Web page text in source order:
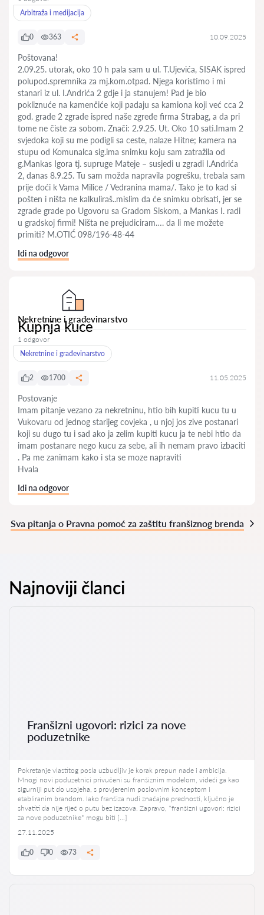
Arbitraža i medijacija
0 363 10.09.2025
Poštovana!
2.09.25. utorak, oko 10 h pala sam u ul. T.Ujevića, SISAK ispred
polupod.spremnika za mj.kom.otpad. Njega koristimo i mi
stanari iz ul. I.Andrića 2 gdje i ja stanujem! Pad je bio
pokliznuće na kamenčiće koji padaju sa kamiona koji već cca 2
god. grade 2 zgrade ispred naše zgređe firma Strabag, a da pri
tome ne čiste za sobom. Znači: 2.9.25. Ut. Oko 10 sati.Imam 2
svjedoka koji su me podigli sa ceste, nalaze Hitne; kamera na
stupu od Komunalca sig.ima snimku koju sam zatražila od
g.Mankas Igora tj. supruge Mateje – susjedi u zgradi I.Andrića
2, danas 8.9.25. Tu sam možda napravila pogrešku, trebala sam
prije doći k Vama Milice / Vedranina mama/. Tako je to kad si
pošten i ništa ne kalkuliraš..mislim da će snimku obrisati, jer se
zgrade grade po Ugovoru sa Gradom Siskom, a Mankas I. radi
u gradskoj firmi! Ništa ne prejudiciram…. da li me možete
primiti? M.OTIĆ 098/196-48-44
Idi na odgovor
Nekretnine i građevinarstvo
Kupnja kuce
1 odgovor
Nekretnine i građevinarstvo
2 1700 11.05.2025
Postovanje
Imam pitanje vezano za nekretninu, htio bih kupiti kucu tu u
Vukovaru od jednog starijeg covjeka , u njoj jos zive postanari
koji su dugo tu i sad ako ja zelim kupiti kucu ja te nebi htio da
imam postanare nego kucu za sebe, ali ih nemam pravo izbaciti
. Pa me zanimam kako i sta se moze napraviti
Hvala
Idi na odgovor
Sva pitanja o Pravna pomoć za zaštitu franšiznog brenda
Najnoviji članci
Franšizni ugovori: rizici za nove
poduzetnike
Pokretanje vlastitog posla uzbudljiv je korak prepun nade i ambicija.
Mnogi novi poduzetnici privučeni su franšiznim modelom, videći ga kao
sigurniji put do uspjeha, s provjerenim poslovnim konceptom i
etabliranim brandom. Iako franšiza nudi značajne prednosti, ključno je
shvatiti da nije riječ o putu bez izazova. Zapravo, *franšizni ugovori: rizici
za nove poduzetnike* mogu biti […]
27.11.2025
0 0 73